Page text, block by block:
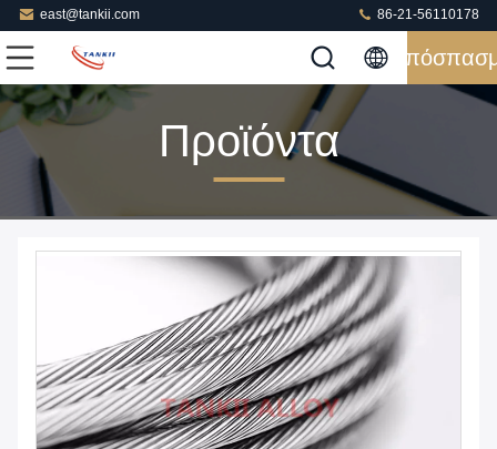
east@tankii.com 86-21-56110178
Προϊόντα